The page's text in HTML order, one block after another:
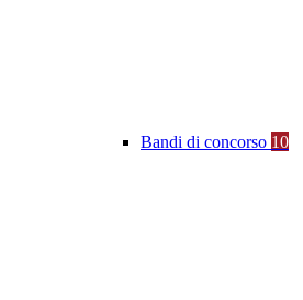
Bandi di concorso 10